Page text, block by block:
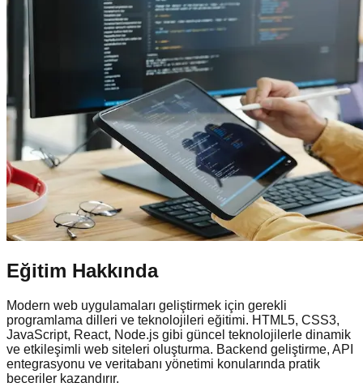
Eğitim Hakkında
Modern web uygulamaları geliştirmek için gerekli
programlama dilleri ve teknolojileri eğitimi. HTML5, CSS3,
JavaScript, React, Node.js gibi güncel teknolojilerle dinamik
ve etkileşimli web siteleri oluşturma. Backend geliştirme, API
entegrasyonu ve veritabanı yönetimi konularında pratik
beceriler kazandırır.